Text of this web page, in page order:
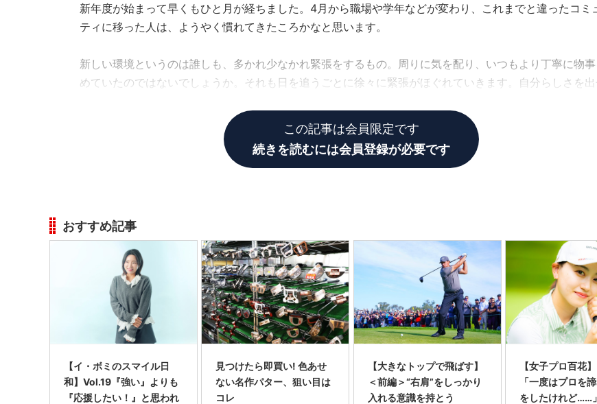
新年度が始まって早くもひと月が経ちました。4月から職場や学年などが変わり、これまでと違ったコミ
ティに移った人は、ようやく慣れてきたころかなと思います。
新しい環境というのは誰しも、多かれ少なかれ緊張をするもの。周りに気を配り、いつもより丁寧に物事
めていたのではないでしょうか。それも日を追うごとに徐々に緊張がほぐれていきます。自分らしさを出
この記事は会員限定です
続きを読むには会員登録が必要です
おすすめ記事
【イ・ボミのスマイル日
和】Vol.19『強い』よりも
『応援したい！』と思われ
見つけたら即買い! 色あせ
ない名作パター、狙い目は
コレ
【大きなトップで飛ばす】
＜前編＞“右肩”をしっかり
入れる意識を持とう
【女子プロ百花
「一度はプロを
をしたけれど……